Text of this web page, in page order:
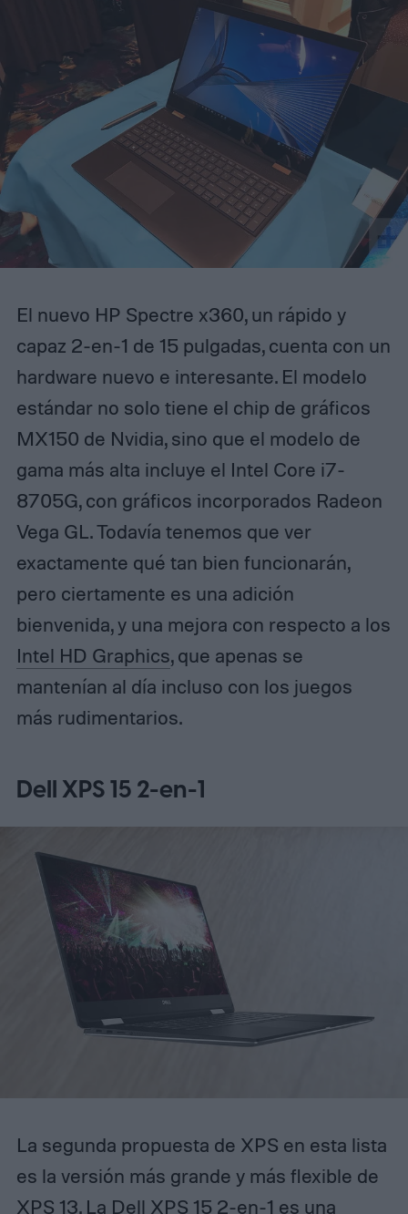
El nuevo HP Spectre x360, un rápido y
capaz 2-en-1 de 15 pulgadas, cuenta con un
hardware nuevo e interesante. El modelo
estándar no solo tiene el chip de gráficos
MX150 de Nvidia, sino que el modelo de
gama más alta incluye el Intel Core i7-
8705G, con gráficos incorporados Radeon
Vega GL. Todavía tenemos que ver
exactamente qué tan bien funcionarán,
pero ciertamente es una adición
bienvenida, y una mejora con respecto a los
Intel HD Graphics, que apenas se
mantenían al día incluso con los juegos
más rudimentarios.
Dell XPS 15 2-en-1
La segunda propuesta de XPS en esta lista
es la versión más grande y más flexible de
XPS 13. La Dell XPS 15 2-en-1 es una